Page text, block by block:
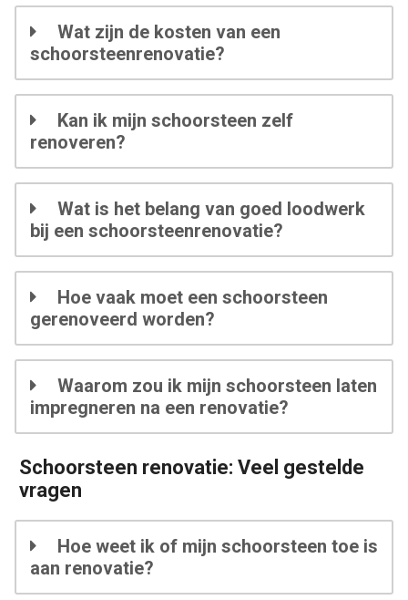
Wat zijn de kosten van een
schoorsteenrenovatie?
Kan ik mijn schoorsteen zelf
renoveren?
Wat is het belang van goed loodwerk
bij een schoorsteenrenovatie?
Hoe vaak moet een schoorsteen
gerenoveerd worden?
Waarom zou ik mijn schoorsteen laten
impregneren na een renovatie?
Schoorsteen renovatie: Veel gestelde
vragen
Hoe weet ik of mijn schoorsteen toe is
aan renovatie?